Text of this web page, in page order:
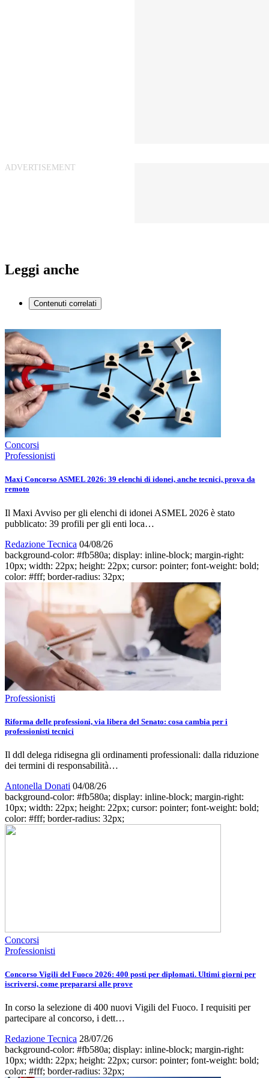
Leggi anche
Contenuti correlati
Concorsi
Professionisti
Maxi Concorso ASMEL 2026: 39 elenchi di idonei, anche tecnici, prova da
remoto
Il Maxi Avviso per gli elenchi di idonei ASMEL 2026 è stato
pubblicato: 39 profili per gli enti loca…
Redazione Tecnica 04/08/26
background-color: #fb580a; display: inline-block; margin-right:
10px; width: 22px; height: 22px; cursor: pointer; font-weight: bold;
color: #fff; border-radius: 32px;
Professionisti
Riforma delle professioni, via libera del Senato: cosa cambia per i
professionisti tecnici
Il ddl delega ridisegna gli ordinamenti professionali: dalla riduzione
dei termini di responsabilità…
Antonella Donati 04/08/26
background-color: #fb580a; display: inline-block; margin-right:
10px; width: 22px; height: 22px; cursor: pointer; font-weight: bold;
color: #fff; border-radius: 32px;
Concorsi
Professionisti
Concorso Vigili del Fuoco 2026: 400 posti per diplomati. Ultimi giorni per
iscriversi, come prepararsi alle prove
In corso la selezione di 400 nuovi Vigili del Fuoco. I requisiti per
partecipare al concorso, i dett…
Redazione Tecnica 28/07/26
background-color: #fb580a; display: inline-block; margin-right:
10px; width: 22px; height: 22px; cursor: pointer; font-weight: bold;
color: #fff; border-radius: 32px;